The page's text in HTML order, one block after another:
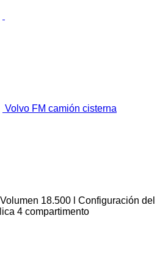
Volvo FM camión cisterna
Volumen 18.500 l
Configuración del
4 compartimento